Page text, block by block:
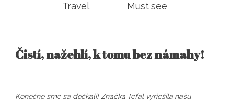
Travel Must see
Čistí, nažehlí, k tomu bez námahy!
Konečne sme sa dočkali! Značka Tefal vyriešila našu